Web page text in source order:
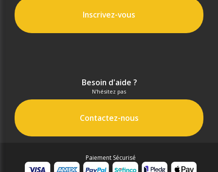
Inscrivez-vous
Besoin d'aide ?
N'hésitez pas
Contactez-nous
Paiement Sécurisé